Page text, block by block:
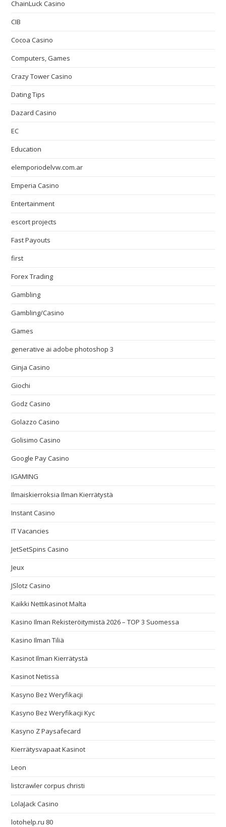
ChainLuck Casino
CIB
Cocoa Casino
Computers, Games
Crazy Tower Сasino
Dating Tips
Dazard Casino
EC
Education
elemporiodelvw.com.ar
Emperia Casino
Entertainment
escort projects
Fast Payouts
first
Forex Trading
Gambling
Gambling/Casino
Games
generative ai adobe photoshop 3
Ginja Casino
Giochi
Godz Casino
Golazzo Casino
Golisimo Casino
Google Pay Casino
IGAMING
Ilmaiskierroksia Ilman Kierrätystä
Instant Casino
IT Vacancies
JetSetSpins Casino
Jeux
JSlotz Casino
Kaikki Nettikasinot Malta
Kasino Ilman Rekisteröitymistä 2026 – TOP 3 Suomessa
Kasino Ilman Tiliä
Kasinot Ilman Kierrätystä
Kasinot Netissä
Kasyno Bez Weryfikacji
Kasyno Bez Weryfikacji Kyc
Kasyno Z Paysafecard
Kierrätysvapaat Kasinot
Leon
listcrawler corpus christi
LolaJack Casino
lotohelp.ru 80